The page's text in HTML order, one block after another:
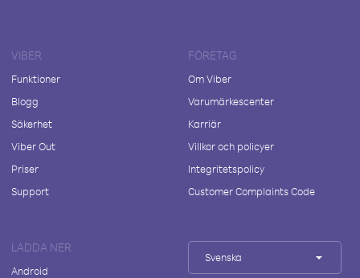
VIBER
Funktioner
Blogg
Säkerhet
Viber Out
Priser
Support
FÖRETAG
Om Viber
Varumärkescenter
Karriär
Villkor och policyer
Integritetspolicy
Customer Complaints Code
LADDA NER
Android
Svenska